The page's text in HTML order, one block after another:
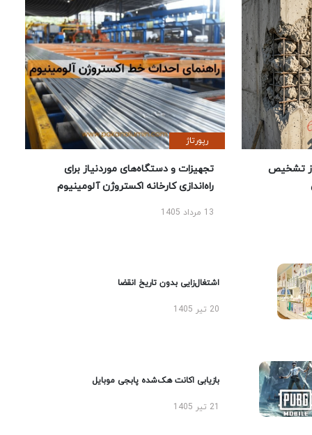
تشخیص
رپورتاژ
تجهیزات و دستگاه‌های موردنیاز برای
راه‌اندازی کارخانه اکستروژن آلومینیوم
13 مرداد 1405
اشتغال‌زایی بدون تاریخ انقضا
20 تیر 1405
بازیابی اکانت هک‌شده پابجی موبایل